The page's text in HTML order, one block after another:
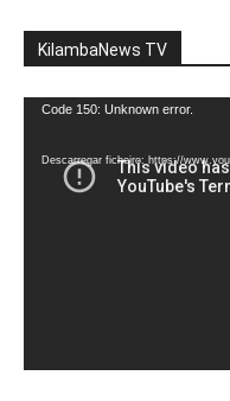
KilambaNews TV
Reprodutor
vídeo
Code 150: Unknown error.
Descarregar ficheiro: https://